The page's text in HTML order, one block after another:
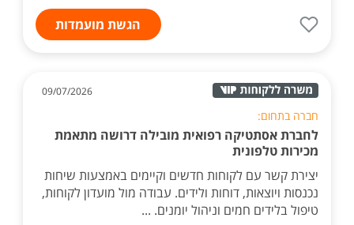
הגשת מועמדות
09/07/2026
חברה בתחום:
לחברת אסתטיקה רפואית מובילה דרושה מתאמת
מכירות טלפונית
יצירת קשר עם לקוחות חדשים וקיימים באמצעות שיחות
נכנסות ויוצאות, דוחות ולידים. עבודה מול מועדון לקוחות,
טיפול בלידים חמים וניהול יומנים. ...